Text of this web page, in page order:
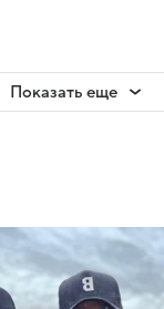
Показать еще